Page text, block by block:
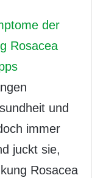
der
Rosacea
und
immer
juckt sie,
Rosacea